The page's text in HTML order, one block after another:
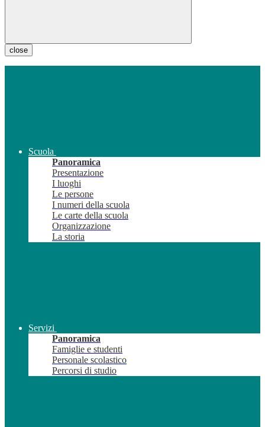
close
Scuola
Panoramica
Presentazione
I luoghi
Le persone
I numeri della scuola
Le carte della scuola
Organizzazione
La storia
Servizi
Panoramica
Famiglie e studenti
Personale scolastico
Percorsi di studio